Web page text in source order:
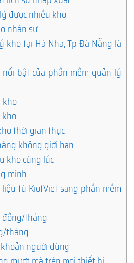
được nhiều kho
nhân sự
kho tại Hà Nha, Tp Đà Nẵng là
bật của phần mềm quản lý
kho
kho
thời gian thực
không giới hạn
kho cùng lúc
minh
từ KiotViet sang phần mềm
đồng/tháng
tháng
người dùng